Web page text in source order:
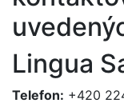
Lingua
Telefon: +420